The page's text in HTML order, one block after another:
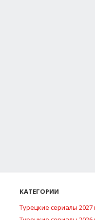
КАТЕГОРИИ
Турецкие сериалы 2027